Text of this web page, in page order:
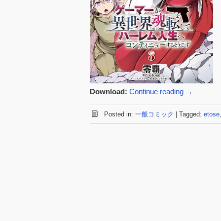
Download: Continue reading →
Posted in: 一般コミック Tagged: etose